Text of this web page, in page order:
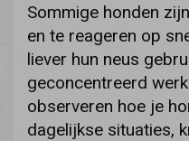
Sommige honden
en te reageren op
liever hun neus
geconcentreerd
observeren hoe je
dagelijkse situaties,